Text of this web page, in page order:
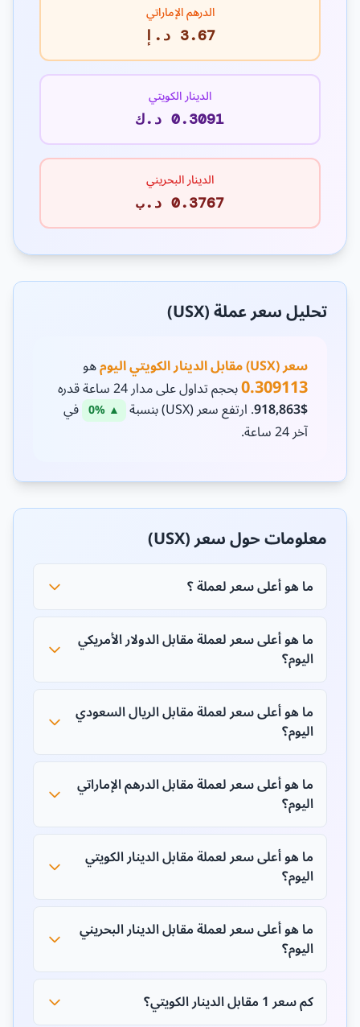
الدرهم الإماراتي
3.67 د.إ
الدينار الكويتي
0.3091 د.ك
الدينار البحريني
0.3767 د.ب
تحليل سعر عملة (USX)
سعر (USX) مقابل الدينار الكويتي اليوم هو
0.309113بحجم تداول على مدار 24 ساعة قدره
$918,863 . ارتفع سعر (USX) بنسبة ▲ 0%
في
آخر 24 ساعة.
معلومات حول سعر (USX)
ما هو أعلى سعر لعملة ؟
ما هو أعلى سعر لعملة مقابل الدولار الأمريكي
اليوم؟
ما هو أعلى سعر لعملة مقابل الريال السعودي
اليوم؟
ما هو أعلى سعر لعملة مقابل الدرهم الإماراتي
اليوم؟
ما هو أعلى سعر لعملة مقابل الدينار الكويتي
اليوم؟
ما هو أعلى سعر لعملة مقابل الدينار البحريني
اليوم؟
كم سعر 1 مقابل الدينار الكويتي؟